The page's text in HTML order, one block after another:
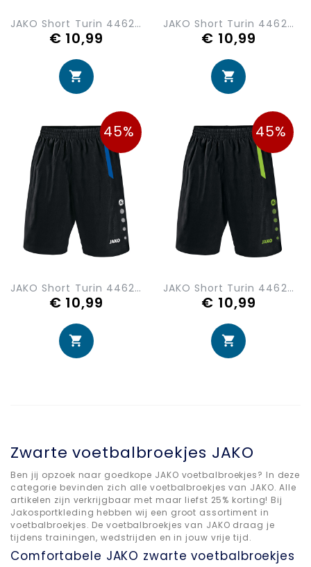
JAKO Short Turin 4462-08
€ 10,99
JAKO Short Turin 4462-03
€ 10,99
45%
JAKO Short Turin 4462-40
€ 10,99
45%
JAKO Short Turin 4462-80
€ 10,99
Zwarte voetbalbroekjes JAKO
Ben jij opzoek naar goedkope JAKO voetbalbroekjes? In deze
categorie bevinden zich alle voetbalbroekjes van JAKO. Alle
artikelen zijn verkrijgbaar met maar liefst 25% korting! Bij
Jakosportkleding hebben wij een groot assortiment in
voetbalbroekjes. De voetbalbroekjes van JAKO draag je
tijdens trainingen, wedstrijden en in jouw vrije tijd.
Comfortabele JAKO zwarte voetbalbroekjes